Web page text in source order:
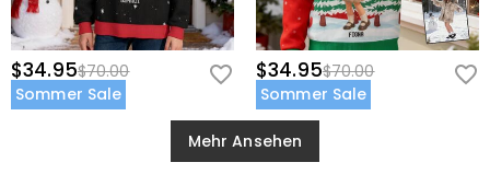
$34.95$70.00
Sommer Sale
$34.95$70.00
Sommer Sale
Mehr Ansehen